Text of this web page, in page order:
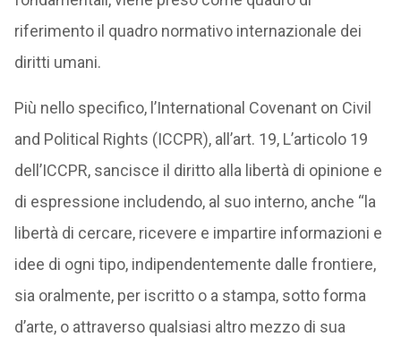
riferimento il quadro normativo internazionale dei
diritti umani.
Più nello specifico, l’International Covenant on Civil
and Political Rights (ICCPR), all’art. 19, L’articolo 19
dell’ICCPR, sancisce il diritto alla libertà di opinione e
di espressione includendo, al suo interno, anche “la
libertà di cercare, ricevere e impartire informazioni e
idee di ogni tipo, indipendentemente dalle frontiere,
sia oralmente, per iscritto o a stampa, sotto forma
d’arte, o attraverso qualsiasi altro mezzo di sua